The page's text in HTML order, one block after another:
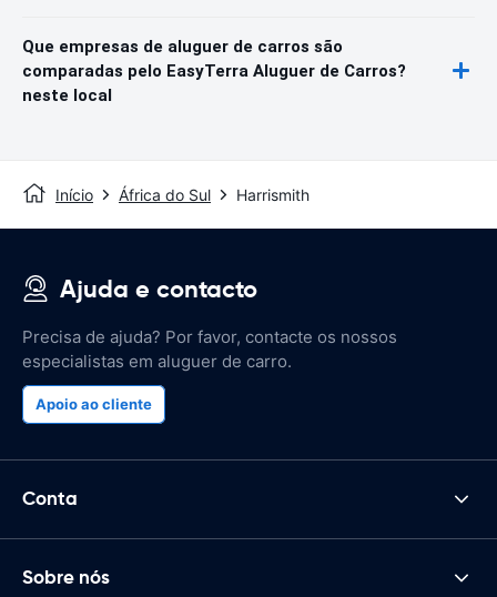
Que empresas de aluguer de carros são
comparadas pelo EasyTerra Aluguer de Carros?
neste local
Início África do Sul Harrismith
Ajuda e contacto
Precisa de ajuda? Por favor, contacte os nossos
especialistas em aluguer de carro.
Apoio ao cliente
Conta
Sobre nós